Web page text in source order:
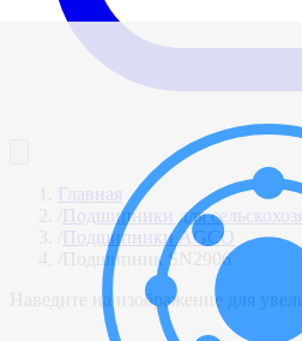
Главная
Подшипники для
Подшипники AGCO
Подшипник SN2906
Наведите на изображение для